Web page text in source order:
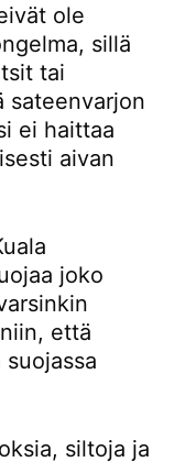
ole
sillä
tai
sateenvarjon
ei haittaa
aivan
joko
että
siltoja ja